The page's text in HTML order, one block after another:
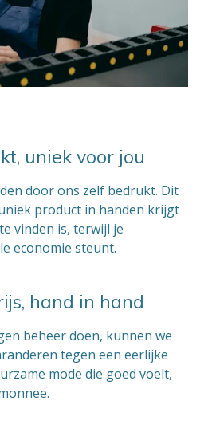
uniek voor jou
door ons zelf bedrukt. Dit
product in handen krijgt
vinden is, terwijl je
economie steunt.
hand in hand
beheer doen, kunnen we
tegen een eerlijke
mode die goed voelt,